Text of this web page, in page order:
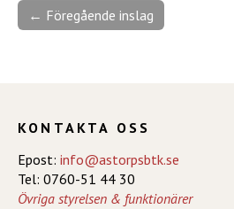
← Föregående inslag
KONTAKTA OSS
Epost: info@astorpsbtk.se
Tel: 0760-51 44 30
Övriga styrelsen & funktionärer